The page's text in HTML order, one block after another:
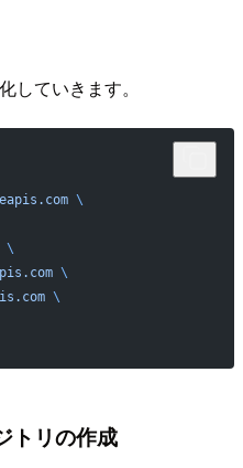
していきます。
\
\
\
トリの作成